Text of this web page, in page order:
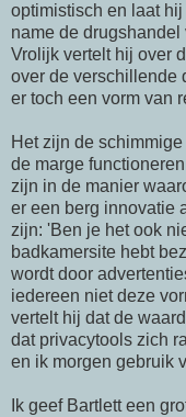
optimistisch en laat
name de
Vrolijk vertelt hij over
over de verschillende
er toch een vorm van
Het zijn de
de marge
zijn in de manier
er een berg innovatie
zijn: 'Ben je het ook
badkamersite hebt
wordt door
iedereen niet deze
vertelt hij dat de
dat privacytools zich
en ik morgen gebruik
Ik geef Bartlett een